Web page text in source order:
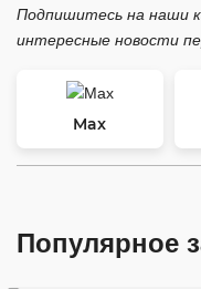
Подпишитесь на наши
интересные новости
Max
Популярное